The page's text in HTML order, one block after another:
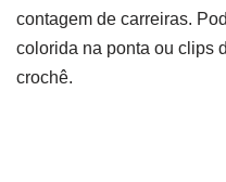
contagem de carreiras.
colorida na ponta ou clips
crochê.